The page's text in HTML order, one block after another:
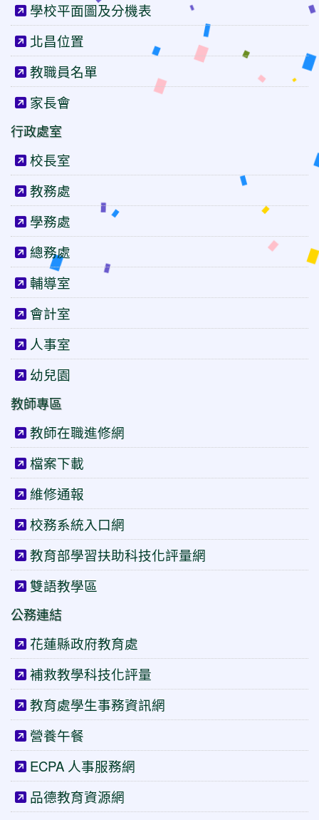
學校平面圖及分機表
北昌位置
教職員名單
家長會
行政處室
校長室
教務處
學務處
總務處
輔導室
會計室
人事室
幼兒園
教師專區
教師在職進修網
檔案下載
維修通報
校務系統入口網
教育部學習扶助科技化評量網
雙語教學區
公務連結
花蓮縣政府教育處
補救教學科技化評量
教育處學生事務資訊網
營養午餐
ECPA 人事服務網
品德教育資源網